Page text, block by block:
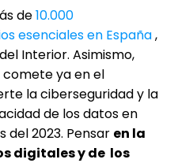
de10.000
esenciales en España,
Interior. Asimismo,
comete ya en el
la ciberseguridad y la
de los datos en
del 2023. Pensar en la
digitales y de los